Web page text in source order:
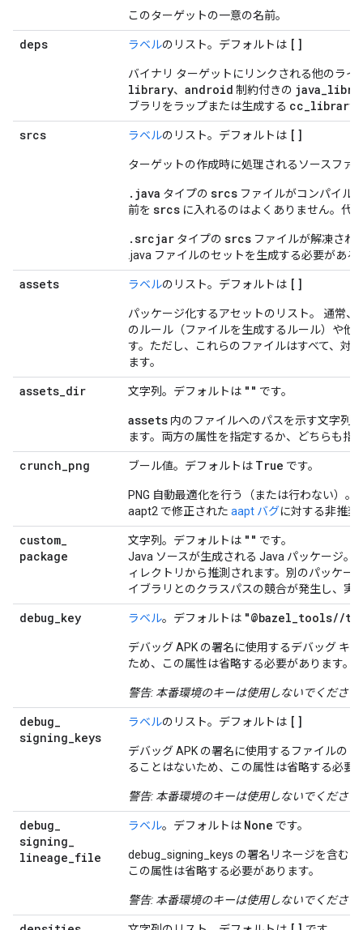
このターゲットの一意の名前。
deps ラベルのリスト。デフォルトは []
バイナリ ターゲットにリンクされる他のラ
library、 android 制約付きの java_
ブラリをラップまたは生成する cc_library
srcs ラベルのリスト。デフォルトは []
ターゲットの作成時に処理されるソースファ
.java タイプの srcs ファイルがコンパイル
前を srcs に入れるのはよくありません。代
.srcjar タイプの srcs ファイルが解凍され
.java ファイルのセットを生成する必要があ
assets ラベルのリスト。デフォルトは []
パッケージ化するアセットのリスト。 通常、
のルール（ファイルを生成するルール）や他
す。ただし、これらのファイルはすべて、対
ます。
assets_dir 文字列。デフォルトは "" です。
assets 内のファイルへのパスを示す文字列。
ます。両方の属性を指定するか、どちらも指
crunch_png ブール値。デフォルトは True です。
PNG 自動最適化を行う（または行わない）
aapt2 で修正された aapt バグに対する非推
custom_
package
文字列。デフォルトは "" です。
Java ソースが生成される Java パッケージ。
ィレクトリから推測されます。別のパッケー
イブラリとのクラスパスの競合が発生し、実
debug_key ラベル。デフォルトは "@bazel_tools//
デバッグ APK の署名に使用するデバッグ キ
ため、この属性は省略する必要があります。
警告: 本番環境のキーは使用しないでくださ
debug_
signing_keys
ラベルのリスト。デフォルトは []
デバッグ APK の署名に使用するファイルの
ることはないため、この属性は省略する必要
警告: 本番環境のキーは使用しないでくださ
debug_
signing_
lineage_file
ラベル。デフォルトは None です。
debug_signing_keys の署名リネージを含む
この属性は省略する必要があります。
警告: 本番環境のキーは使用しないでくださ